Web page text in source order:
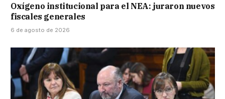
Oxígeno institucional para el NEA: juraron nuevos
fiscales generales
6 de agosto de 2026